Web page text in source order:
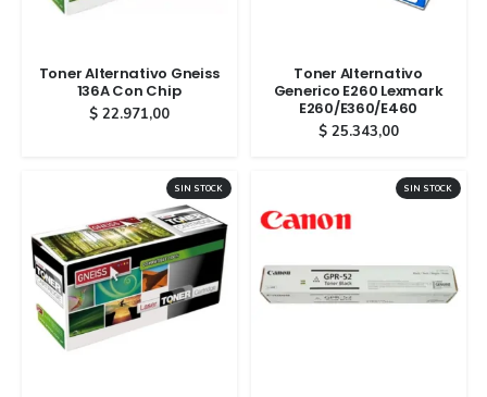
Toner Alternativo Gneiss
136A Con Chip
$22.971,00
Toner Alternativo
Generico E260 Lexmark
E260/E360/E460
$25.343,00
SIN STOCK SIN STOCK